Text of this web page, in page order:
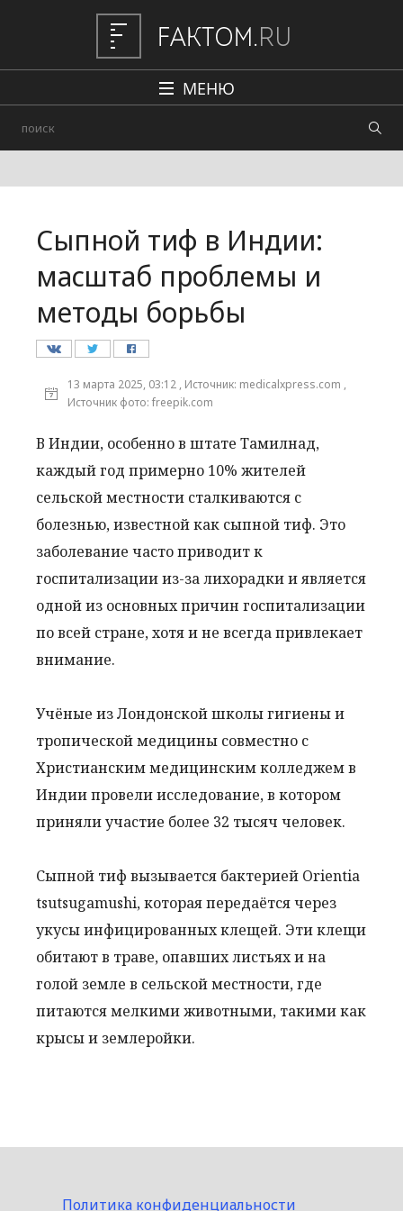
МЕНЮ
Авто
Происшествия
Редакция
Сыпной тиф в Индии:
масштаб проблемы и
методы борьбы
13 марта 2025, 03:12 , Источник: medicalxpress.com ,
Источник фото: freepik.com
В Индии, особенно в штате Тамилнад,
каждый год примерно 10% жителей
сельской местности сталкиваются с
болезнью, известной как сыпной тиф. Это
заболевание часто приводит к
госпитализации из-за лихорадки и является
одной из основных причин госпитализации
по всей стране, хотя и не всегда привлекает
внимание.
Учёные из Лондонской школы гигиены и
тропической медицины совместно с
Христианским медицинским колледжем в
Индии провели исследование, в котором
приняли участие более 32 тысяч человек.
Сыпной тиф вызывается бактерией Orientia
tsutsugamushi, которая передаётся через
укусы инфицированных клещей. Эти клещи
обитают в траве, опавших листьях и на
голой земле в сельской местности, где
питаются мелкими животными, такими как
крысы и землеройки.
Политика конфиденциальности